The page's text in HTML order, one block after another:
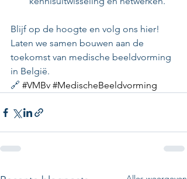
Blijf op de hoogte en volg ons hier!
Laten we samen bouwen aan de
toekomst van medische beeldvorming
in België.
🔗 #VMBv #MedischeBeeldvorming